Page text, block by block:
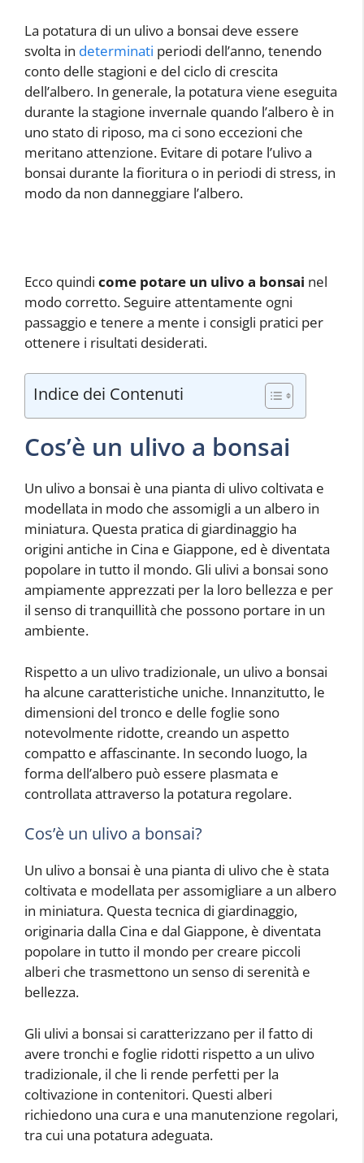
La potatura di un ulivo a bonsai deve essere
svolta in determinati periodi dell’anno, tenendo
conto delle stagioni e del ciclo di crescita
dell’albero. In generale, la potatura viene eseguita
durante la stagione invernale quando l’albero è in
uno stato di riposo, ma ci sono eccezioni che
meritano attenzione. Evitare di potare l’ulivo a
bonsai durante la fioritura o in periodi di stress, in
modo da non danneggiare l’albero.
Ecco quindi come potare un ulivo a bonsai nel
modo corretto. Seguire attentamente ogni
passaggio e tenere a mente i consigli pratici per
ottenere i risultati desiderati.
Indice dei Contenuti
Cos’è un ulivo a bonsai
Un ulivo a bonsai è una pianta di ulivo coltivata e
modellata in modo che assomigli a un albero in
miniatura. Questa pratica di giardinaggio ha
origini antiche in Cina e Giappone, ed è diventata
popolare in tutto il mondo. Gli ulivi a bonsai sono
ampiamente apprezzati per la loro bellezza e per
il senso di tranquillità che possono portare in un
ambiente.
Rispetto a un ulivo tradizionale, un ulivo a bonsai
ha alcune caratteristiche uniche. Innanzitutto, le
dimensioni del tronco e delle foglie sono
notevolmente ridotte, creando un aspetto
compatto e affascinante. In secondo luogo, la
forma dell’albero può essere plasmata e
controllata attraverso la potatura regolare.
Cos’è un ulivo a bonsai?
Un ulivo a bonsai è una pianta di ulivo che è stata
coltivata e modellata per assomigliare a un albero
in miniatura. Questa tecnica di giardinaggio,
originaria dalla Cina e dal Giappone, è diventata
popolare in tutto il mondo per creare piccoli
alberi che trasmettono un senso di serenità e
bellezza.
Gli ulivi a bonsai si caratterizzano per il fatto di
avere tronchi e foglie ridotti rispetto a un ulivo
tradizionale, il che li rende perfetti per la
coltivazione in contenitori. Questi alberi
richiedono una cura e una manutenzione regolari,
tra cui una potatura adeguata.